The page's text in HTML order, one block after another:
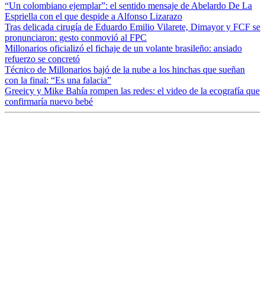
“Un colombiano ejemplar”: el sentido mensaje de Abelardo De La
Espriella con el que despide a Alfonso Lizarazo
Tras delicada cirugía de Eduardo Emilio Vilarete, Dimayor y FCF se
pronunciaron: gesto conmovió al FPC
Millonarios oficializó el fichaje de un volante brasileño: ansiado
refuerzo se concretó
Técnico de Millonarios bajó de la nube a los hinchas que sueñan
con la final: “Es una falacia”
Greeicy y Mike Bahía rompen las redes: el video de la ecografía que
confirmaría nuevo bebé